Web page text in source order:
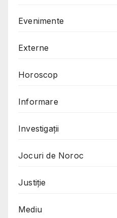
Evenimente
Externe
Horoscop
Informare
Investigații
Jocuri de Noroc
Justiție
Mediu